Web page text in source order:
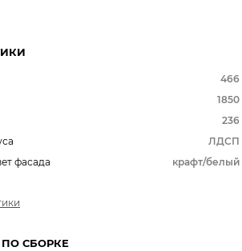
466
1850
236
ЛДСП
фасада
крафт/белый
СБОРКЕ